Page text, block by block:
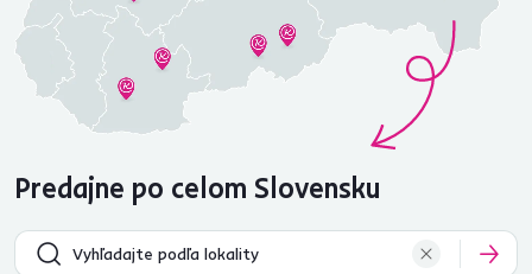
Predajne po celom Slovensku